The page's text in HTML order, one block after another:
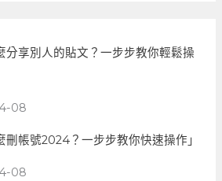
分享別人的貼文？一步步教你輕鬆操
08
刪帳號2024？一步步教你快速操作」
08